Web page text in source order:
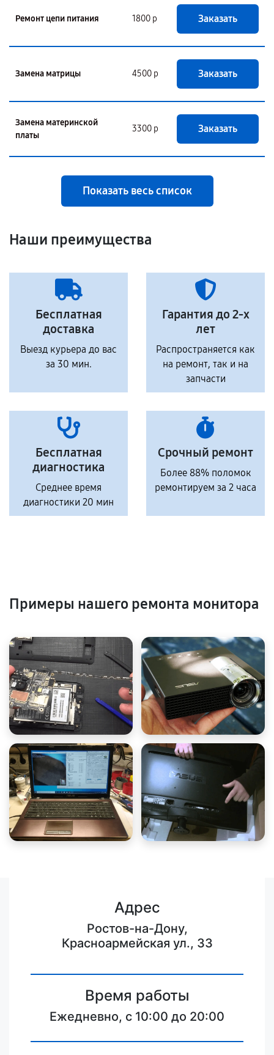
Ремонт цепи питания 1800 р Заказать
Замена матрицы 4500 р Заказать
Замена материнской
платы
3300 р Заказать
Показать весь список
Наши преимущества
Бесплатная
доставка
Выезд курьера до вас
за 30 мин.
Гарантия до 2-х
лет
Распространяется как
на ремонт, так и на
запчасти
Бесплатная
диагностика
Среднее время
диагностики 20 мин
Срочный ремонт
Более 88% поломок
ремонтируем за 2 часа
Примеры нашего ремонта монитора
Адрес
Ростов-на-Дону,
Красноармейская ул., 33
Время работы
Ежедневно, с 10:00 до 20:00